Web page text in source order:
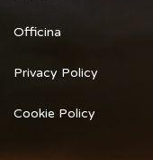
Officina
Privacy Policy
Cookie Policy